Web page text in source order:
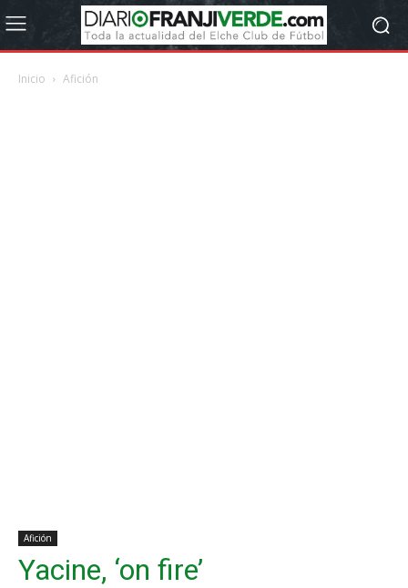
Inicio Afición
Afición
Yacine, ‘on fire’